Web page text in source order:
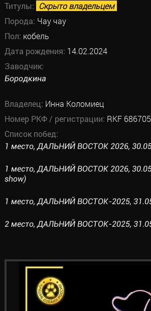
Титулы: Скрыто владельцем
Порода: Чау чау
Пол: кобель
Дата рождения: 14.02.2024
Заводчик:
Бородкина
Владелец: Инна Коломиец
Номер РКФ / регистрации: RKF
Список побед:
1 место, ДАЛЬНИЙ ВОСТОК 2026,
1 место, ДАЛЬНИЙ ВОСТОК 2026,
show)
1 место, ДАЛЬНИЙ ВОСТОК-2025,
2 место, ДАЛЬНИЙ ВОСТОК-2025,